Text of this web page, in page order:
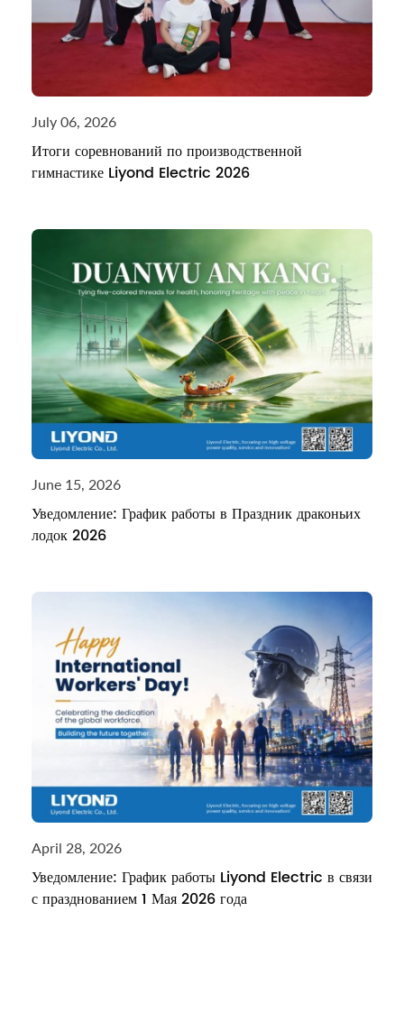
July 06, 2026
Итоги соревнований по производственной
гимнастике Liyond Electric 2026
June 15, 2026
Уведомление: График работы в Праздник драконьих
лодок 2026
April 28, 2026
Уведомление: График работы Liyond Electric в связи
с празднованием 1 Мая 2026 года